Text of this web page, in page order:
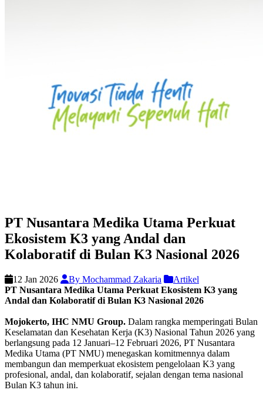
PT Nusantara Medika Utama Perkuat
Ekosistem K3 yang Andal dan
Kolaboratif di Bulan K3 Nasional 2026
12 Jan 2026 By Mochammad Zakaria
Artikel
PT Nusantara Medika Utama Perkuat Ekosistem K3 yang
Andal dan Kolaboratif di Bulan K3 Nasional 2026
Mojokerto, IHC NMU Group. Dalam rangka memperingati Bulan
Keselamatan dan Kesehatan Kerja (K3) Nasional Tahun 2026 yang
berlangsung pada 12 Januari–12 Februari 2026, PT Nusantara
Medika Utama (PT NMU) menegaskan komitmennya dalam
membangun dan memperkuat ekosistem pengelolaan K3 yang
profesional, andal, dan kolaboratif, sejalan dengan tema nasional
Bulan K3 tahun ini.